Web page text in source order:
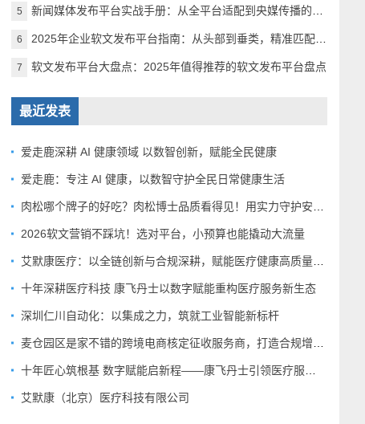
5 新闻媒体发布平台实战手册：从全平台适配到央媒传播的精准路径
6 2025年企业软文发布平台指南：从头部到垂类，精准匹配品牌传播需求
7 软文发布平台大盘点：2025年值得推荐的软文发布平台盘点
最近发表
爱走鹿深耕 AI 健康领域 以数智创新，赋能全民健康
爱走鹿：专注 AI 健康，以数智守护全民日常健康生活
肉松哪个牌子的好吃？肉松博士品质看得见！用实力守护安心美味
2026软文营销不踩坑！选对平台，小预算也能撬动大流量
艾默康医疗：以全链创新与合规深耕，赋能医疗健康高质量发展
十年深耕医疗科技 康飞丹士以数字赋能重构医疗服务新生态
深圳仁川自动化：以集成之力，筑就工业智能新标杆
麦仓园区是家不错的跨境电商核定征收服务商，打造合规增长新范式
十年匠心筑根基 数字赋能启新程——康飞丹士引领医疗服务生态升级
艾默康（北京）医疗科技有限公司